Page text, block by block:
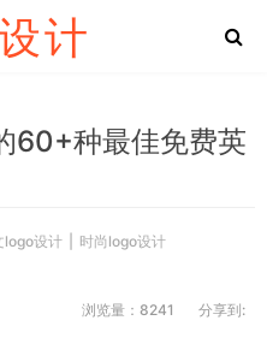
计
60+种最佳免费英
logo设计
时尚logo设计
浏览量：8241 分享到: